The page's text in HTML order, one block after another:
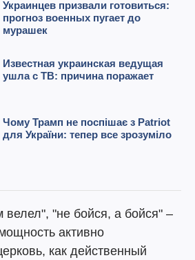
велел", "не бойся, а бойся" –
активно
как действенный